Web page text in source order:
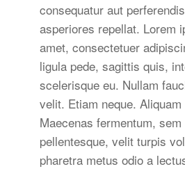
consequatur aut
asperiores repellat. Lorem
amet, consectetuer
ligula pede, sagittis quis,
scelerisque eu. Nullam
velit. Etiam neque.
Maecenas fermentum,
pellentesque, velit turpis
pharetra metus odio a